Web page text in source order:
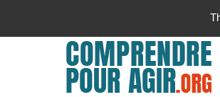
Saisissez votre recherche, et